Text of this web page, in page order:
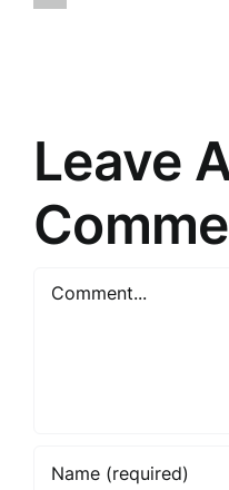
Leave
Comment